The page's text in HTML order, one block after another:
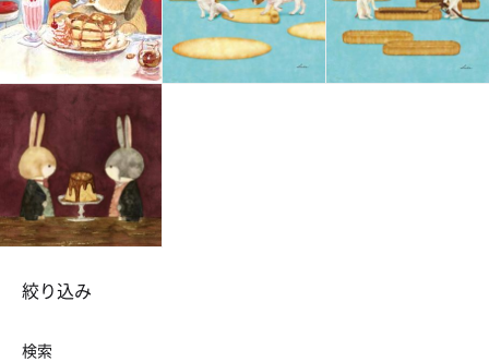
絞り込み
検索